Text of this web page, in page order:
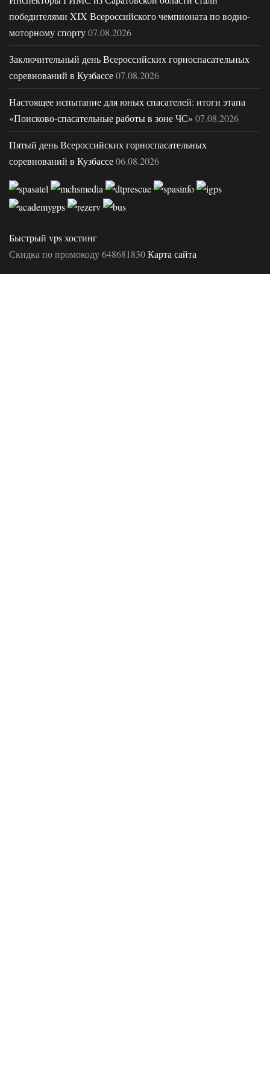
победителями XIX Всероссийского чемпионата по водно-
моторному спорту07.08.2026
Заключительный день Всероссийских горноспасательных
соревнований в Кузбассе07.08.2026
Настоящее испытание для юных спасателей: итоги этапа
«Поисково-спасательные работы в зоне ЧС» 07.08.2026
Пятый день Всероссийских горноспасательных
соревнований в Кузбассе06.08.2026
Быстрый vps хостинг
Скидка по промокоду 648681830Карта сайта